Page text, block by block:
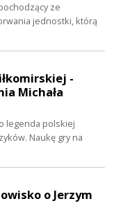
ze
jednostki, którą
-
Michała
legenda polskiej
Naukę gry na
o Jerzym